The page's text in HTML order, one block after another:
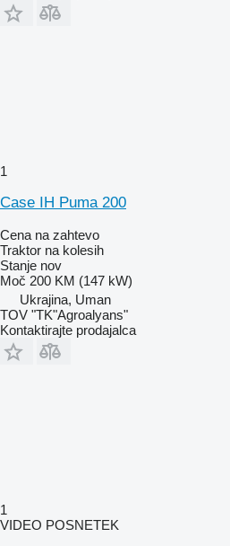
1
Case IH Puma 200
Cena na zahtevo
Traktor na kolesih
Stanje nov
Moč 200 KM (147 kW)
Ukrajina, Uman
TOV "TK"Agroalyans"
Kontaktirajte prodajalca
1
VIDEO POSNETEK